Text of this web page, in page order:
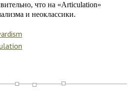
что на «Articulation»
и неоклассики.